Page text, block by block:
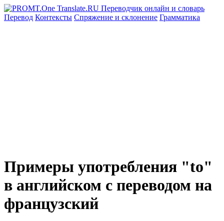
Перевод Контексты Спряжение и склонение Грамматика
Примеры употребления "to"
в английском с переводом на
французский